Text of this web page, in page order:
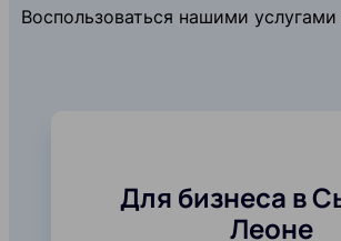
Воспользоваться нашими
Для бизнеса в
Леоне